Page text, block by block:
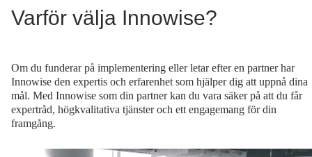
Varför välja Innowise?
Om du funderar på implementering eller letar efter en partner har
Innowise den expertis och erfarenhet som hjälper dig att uppnå dina
mål. Med Innowise som din partner kan du vara säker på att du får
expertråd, högkvalitativa tjänster och ett engagemang för din
framgång.